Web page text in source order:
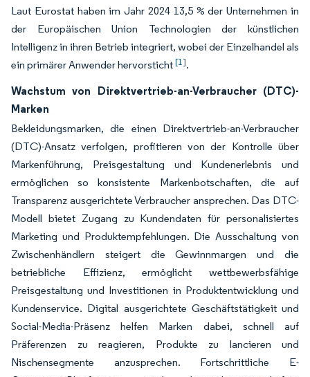
Laut Eurostat haben im Jahr 2024 13,5 % der Unternehmen in
der Europäischen Union Technologien der künstlichen
Intelligenz in ihren Betrieb integriert, wobei der Einzelhandel als
ein primärer Anwender hervorsticht[1].
Wachstum von Direktvertrieb-an-Verbraucher (DTC)-
Marken
Bekleidungsmarken, die einen Direktvertrieb-an-Verbraucher
(DTC)-Ansatz verfolgen, profitieren von der Kontrolle über
Markenführung, Preisgestaltung und Kundenerlebnis und
ermöglichen so konsistente Markenbotschaften, die auf
Transparenz ausgerichtete Verbraucher ansprechen. Das DTC-
Modell bietet Zugang zu Kundendaten für personalisiertes
Marketing und Produktempfehlungen. Die Ausschaltung von
Zwischenhändlern steigert die Gewinnmargen und die
betriebliche Effizienz, ermöglicht wettbewerbsfähige
Preisgestaltung und Investitionen in Produktentwicklung und
Kundenservice. Digital ausgerichtete Geschäftstätigkeit und
Social-Media-Präsenz helfen Marken dabei, schnell auf
Präferenzen zu reagieren, Produkte zu lancieren und
Nischensegmente anzusprechen. Fortschrittliche E-